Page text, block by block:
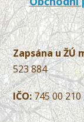
Zapsána u ŽÚ
523 884
IČO:745 00 210